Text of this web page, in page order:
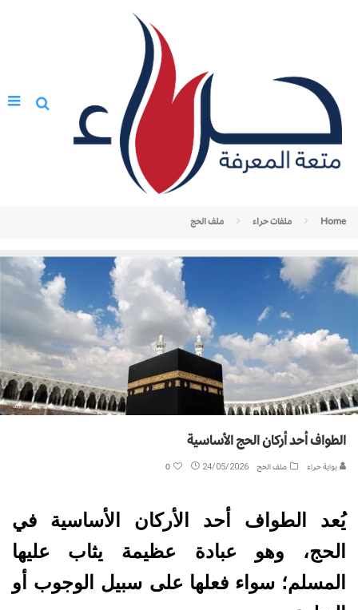
Home ملفات حراء ملف الحج
الطواف أحد أركان الحج الأساسية
بوابة حراء ملف الحج 24/05/2026
0
يُعد الطواف أحد الأركان الأساسية في
الحج، وهو عبادة عظيمة يثاب عليها
المسلم؛ سواء فعلها على سبيل الوجوب أو